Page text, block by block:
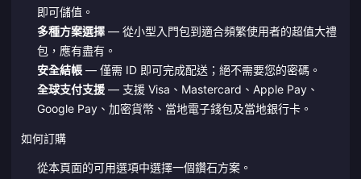
即可儲值。
多種方案選擇— 從小型入門包到適合頻繁使用者的超值大禮
包，應有盡有。
安全結帳— 僅需 ID 即可完成配送；絕不需要您的密碼。
全球支付支援— 支援 Visa、Mastercard、Apple Pay、
Google Pay、加密貨幣、當地電子錢包及當地銀行卡。
如何訂購
從本頁面的可用選項中選擇一個鑽石方案。